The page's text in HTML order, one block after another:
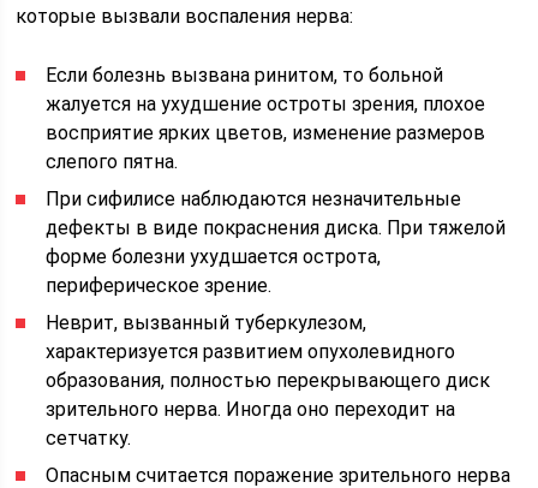
которые вызвали воспаления нерва:
Если болезнь вызвана ринитом, то больной
жалуется на ухудшение остроты зрения, плохое
восприятие ярких цветов, изменение размеров
слепого пятна.
При сифилисе наблюдаются незначительные
дефекты в виде покраснения диска. При тяжелой
форме болезни ухудшается острота,
периферическое зрение.
Неврит, вызванный туберкулезом,
характеризуется развитием опухолевидного
образования, полностью перекрывающего диск
зрительного нерва. Иногда оно переходит на
сетчатку.
Опасным считается поражение зрительного нерва